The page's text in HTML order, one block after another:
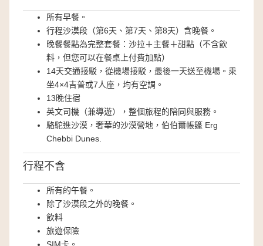
所有早餐。
行程沙漠段（第6天、第7天、第8天）含晚餐。
晚餐餐點為完整套餐：沙拉＋主餐＋甜點（不含飲
料，但您可以在餐桌上付費加點）
14天交通接駁，從機場接駁，最後一天送至機場。乘
坐4×4吉普或7人座，均有空調。
13晚住宿
英文司機（兼導遊），整個旅程的陪同與服務。
駱駝進沙漠，奢華的沙漠營地，伯伯爾帳篷 Erg
Chebbi Dunes.
行程不含
所有的午餐。
除了沙漠段之外的晚餐。
飲料
旅遊保險
SIM卡。